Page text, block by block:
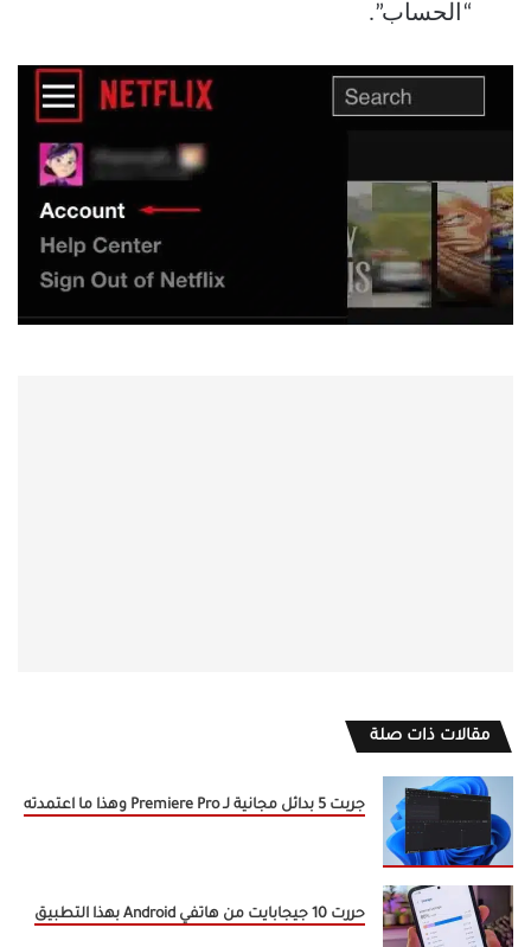
“الحساب”.
مقالات ذات صلة
جربت 5 بدائل مجانية لـ Premiere Pro وهذا ما اعتمدته
حررت 10 جيجابايت من هاتفي Android بهذا التطبيق